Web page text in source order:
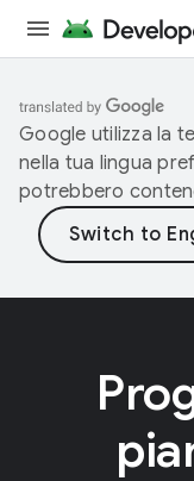
Google utilizza la
nella tua lingua
potrebbero